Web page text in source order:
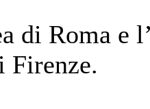
di Roma e
Firenze.